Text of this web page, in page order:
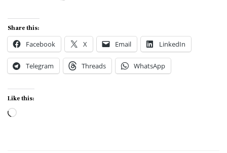
Share this:
Facebook X Email LinkedIn
Telegram Threads WhatsApp
Like this:
Loading…